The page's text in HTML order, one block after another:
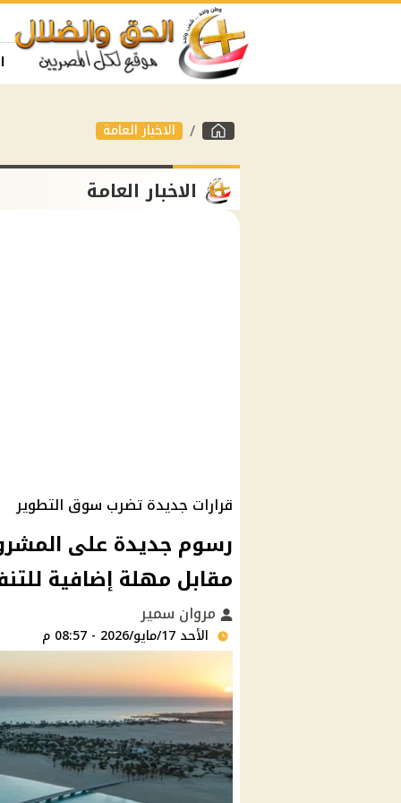
الاخبار العامة
الاخبار العامة
قرارات جديدة تضرب سوق التطوير
رسوم جديدة على
مقابل مهلة إضافية
مروان سمير
الأحد 17/مايو/2026 - 08:57 م